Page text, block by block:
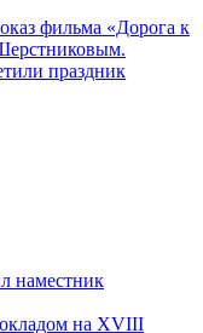
фильма «Дорога к
праздник
наместник
на XVIII